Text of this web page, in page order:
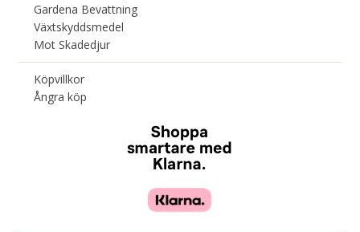
Gardena Bevattning
Växtskyddsmedel
Mot Skadedjur
Köpvillkor
Ångra köp